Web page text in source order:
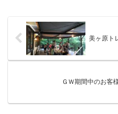
美ヶ原ト
ＧＷ期間中のお客